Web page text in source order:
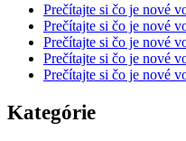
Prečítajte si čo je nové
Prečítajte si čo je nové
Prečítajte si čo je nové
Prečítajte si čo je nové
Prečítajte si čo je nové
Kategórie